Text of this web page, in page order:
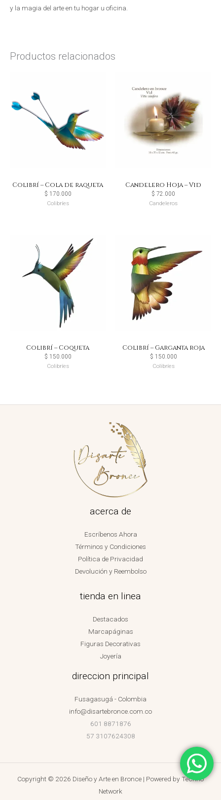
y la magia del arte en tu hogar u oficina.
Productos relacionados
Colibrí – Cola de raqueta
$ 170.000
Colibríes
Candelero Hoja – Vid
$ 72.000
Candeleros
Colibrí – Coqueta
$ 150.000
Colibríes
Colibrí – Garganta roja
$ 150.000
Colibríes
acerca de
Escríbenos Ahora
Términos y Condiciones
Política de Privacidad
Devolución y Reembolso
tienda en linea
Destacados
Marcapáginas
Figuras Decorativas
Joyería
direccion principal
Fusagasugá - Colombia
info@disartebronce.com.co
601 8871876
57 3107624308
Copyright © 2026 Diseño y Arte en Bronce | Powered by Techno
Network